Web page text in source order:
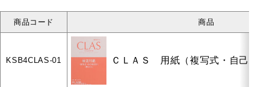
商品コード 商品
KSB4CLAS-01 ＣＬＡＳ 用紙（複写式・自己採
DVD/VTR
トップページ
会社案内